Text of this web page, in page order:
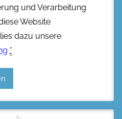
und Verarbeitung
Website
dazu unsere
*